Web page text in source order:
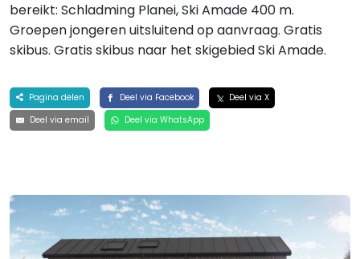
bereikt: Schladming Planei, Ski Amade 400 m.
Groepen jongeren uitsluitend op aanvraag. Gratis
skibus. Gratis skibus naar het skigebied Ski Amade.
Pagina delen Deel via Facebook
Deel via X
Deel via email
Deel via WhatsApp